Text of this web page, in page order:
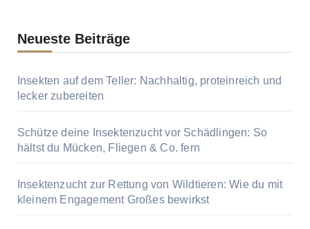
Neueste Beiträge
Insekten auf dem Teller: Nachhaltig, proteinreich und
lecker zubereiten
Schütze deine Insektenzucht vor Schädlingen: So
hältst du Mücken, Fliegen & Co. fern
Insektenzucht zur Rettung von Wildtieren: Wie du mit
kleinem Engagement Großes bewirkst